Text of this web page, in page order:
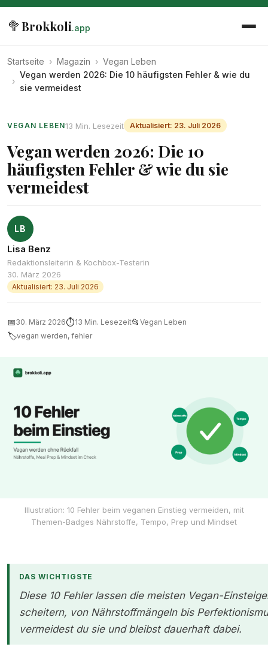
🥦Brokkoli.app
Startseite › Magazin › Vegan Leben
›
Vegan werden 2026: Die 10 häufigsten Fehler & wie du
sie vermeidest
VEGAN LEBEN13 Min. Lesezeit Aktualisiert: 23. Juli 2026
Vegan werden 2026: Die 10
häufigsten Fehler & wie du sie
vermeidest
LB
Lisa Benz
Redaktionsleiterin & Kochbox-Testerin
30. März 2026
Aktualisiert: 23. Juli 2026
📅30. März 2026⏱13 Min. Lesezeit📂 Vegan Leben
🏷vegan werden, fehler
Illustration: 10 Fehler beim veganen Einstieg vermeiden, mit
Themen-Badges Nährstoffe, Tempo, Prep und Mindset
DAS WICHTIGSTE
Diese 10 Fehler lassen die meisten Vegan-
scheitern, von Nährstoffmängeln bis
vermeidest du sie und bleibst dauerhaft dabei.